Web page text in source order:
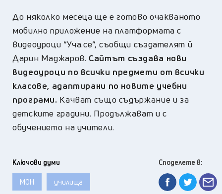
До няколко месеца ще е готово очакваното
мобилно приложение на платформата с
видеоуроци “Уча.се”, съобщи създателят й
Дарин Маджаров. Сайтът създава нови
видеоуроци по всички предмети от всички
класове, адаптирани по новите учебни
програми. Качват също съдържание и за
детските градини. Продължават и с
обучението на учители.
Ключови думи
МОН училища
Споделете в: